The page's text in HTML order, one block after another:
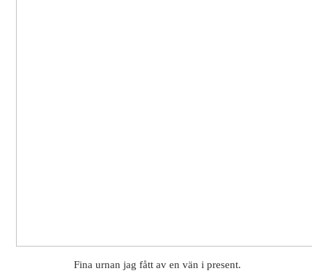
Fina urnan jag fått av en vän i present.